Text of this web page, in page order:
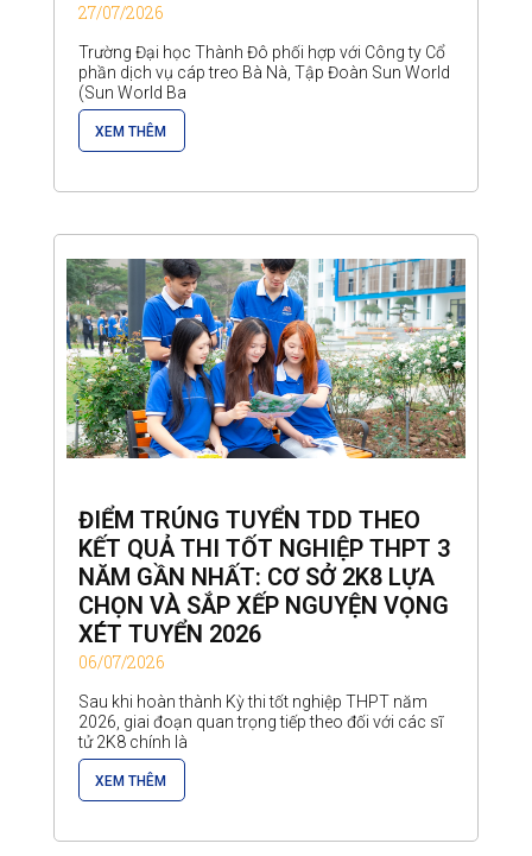
27/07/2026
Trường Đại học Thành Đô phối hợp với Công ty Cổ
phần dịch vụ cáp treo Bà Nà, Tập Đoàn Sun World
(Sun World Ba
XEM THÊM
ĐIỂM TRÚNG TUYỂN TDD THEO
KẾT QUẢ THI TỐT NGHIỆP THPT 3
NĂM GẦN NHẤT: CƠ SỞ 2K8 LỰA
CHỌN VÀ SẮP XẾP NGUYỆN VỌNG
XÉT TUYỂN 2026
06/07/2026
Sau khi hoàn thành Kỳ thi tốt nghiệp THPT năm
2026, giai đoạn quan trọng tiếp theo đối với các sĩ
tử 2K8 chính là
XEM THÊM